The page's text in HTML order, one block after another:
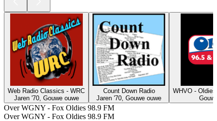
Web Radio Classics - WRC
Jaren '70, Gouwe ouwe
Count Down Radio
Jaren '70, Gouwe ouwe
WHVO -
Over WGNY - Fox Oldies 98.9 FM
Over WGNY - Fox Oldies 98.9 FM